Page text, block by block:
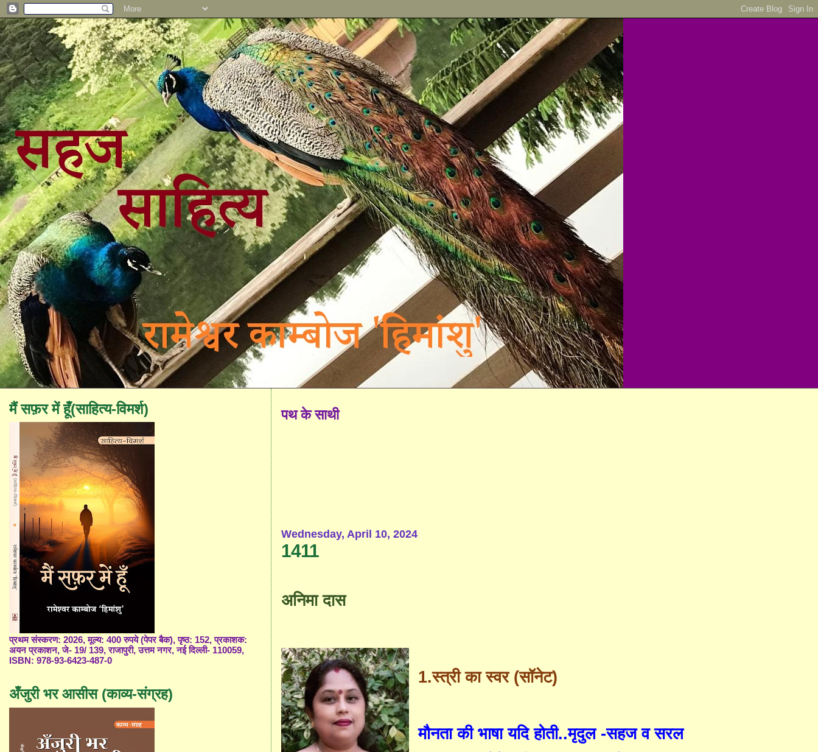
पथ के साथी
Wednesday, April 10, 2024
1411
अनिमा दास
1.स्त्री का स्वर (सॉनेट)
मौनता की भाषा यदि होती..मृदुल -सहज व सरल
मैं सफ़र में हूँ(साहित्य-विमर्श)
प्रथम संस्करण: 2026, मूल्य: 400 रुपये (पेपर बैक), पृष्ठ: 152, प्रकाशक:
अयन प्रकाशन, जे- 19/ 139, राजापुरी, उत्तम नगर, नई दिल्ली- 110059,
ISBN: 978-93-6423-487-0
अँजुरी भर आसीस (काव्य-संग्रह)